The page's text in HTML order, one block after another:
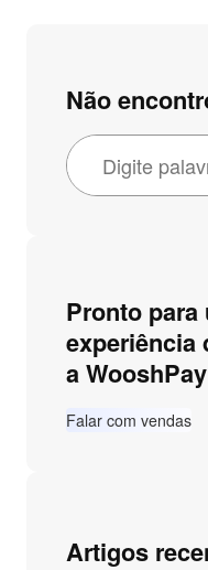
Não
Pronto para
experiência
a
Falar com vendas
Artigos